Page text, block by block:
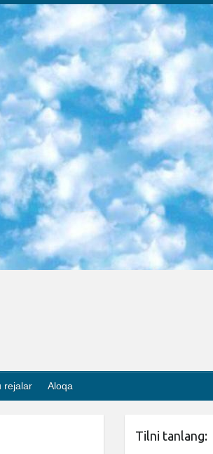
язык (обучение на узбекском языке) не посещающее общее среднее образование для учреждений)/Образовательное учреждение выбор письменный и устный Иностранный язык письменный/устный Письменная/устная история Узбекистана *По выбору студента:  Химия  Физика  Основы государственного права  География 10 бесплатных образовательных ресурсов - Мы составили подборку онлайн-проектов с интерактивными упражнениями, видеолекциями и статьями. Они помогут вам обрести новые и освежить старые знания бесплатно. 1. «ИНТУИТ» Старейшая образовательная площадка Рунета. Здесь вы найдёте сотни текстовых и видеокурсов на десятки различных тем — от программирования до психологии. Многие курсы подготовлены российскими университетами и крупными международными компаниями вроде Intel и Microsoft. Самостоятельное обучение бесплатное, но желающие могут оплатить услуги персональных наставников. 2. «Смартия» знакомит с актуальными профессиями и подсказывает, как им обучаться. Выбрав заинтересовавшую вас специальность — SMM-специалист, фотограф, веб-дизайнер или другую, — увидите список необходимых для неё умений. Чтобы вы могли освоить их самостоятельно, для каждого умения площадка отображает подборку ссылок на учебные материалы. Хотя «Смартия» ориентируется на русскоязычную аудиторию, часть контента всё же доступна только на английском. 3. «Лекторий Физтеха» Проект Московского физико-технического института (Физтеха). С его помощью вы можете смотреть онлайн серии лекций, записанные на видео в этом вузе. В числе доступных предметов — физика, биология, химия, информационные технологии и другие. К некоторым лекциям администрация ресурса прилагает готовые конспекты, которые можно скачивать в PDF-формате. 4. ITMOcourses Онлайн-площадка Санкт-Петербургского национального исследовательского университета информационных технологий, механики и оптики (ИТМО). Ресурс предоставляет свободный доступ к курсам, разработанным в этом вузе. Каталог материалов разбит на четыре категории: «Оптические системы и технологии», «Приборостроение и робототехника», «Информационные технологии» и «Биотехнологии». Курсы состоят из видеолекций, интерактивных демонстраций и заданий. 5. «КиберЛенинка» Электронная научная библиотека открытого доступа. Каталог площадки регулярно обрастает текстами статей из различных научных изданий. Сгруппированные по журналам и рубрикам публикации можно читать онлайн или скачивать целиком в PDF-формате. Проект нацелен на популяризацию науки за счёт открытого доступа к качественной информации. 6. «ПостНаука» На этом ресурсе публикуют подборки видеолекций, составленные экспертами из разных отраслей и объединённые общими темами. Среди них, к примеру, есть серии «Биоинформатика и геномика», «Культура средневековой Скандинавии» и Cinema Studies о теории кино. Каждая подборка лекций — логически связанная история, рассказанная экспертом от первого лица. Кроме того, на сайте появляются научно-образовательные статьи и тесты на разные темы. 7. «Newочём» Команда проекта «Newочём» отбирает
rejalar Aloqa
Tilni tanlang: